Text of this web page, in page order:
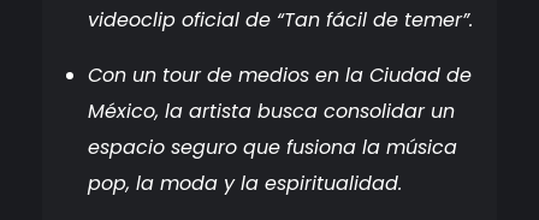
videoclip oficial de “Tan fácil de temer”.
Con un tour de medios en la Ciudad de
México, la artista busca consolidar un
espacio seguro que fusiona la música
pop, la moda y la espiritualidad.